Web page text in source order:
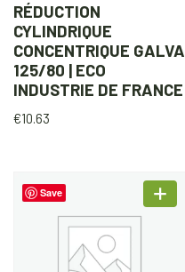
RÉDUCTION
CYLINDRIQUE
CONCENTRIQUE GALVA
125/80 | ECO
INDUSTRIE DE FRANCE
€10.63
Save